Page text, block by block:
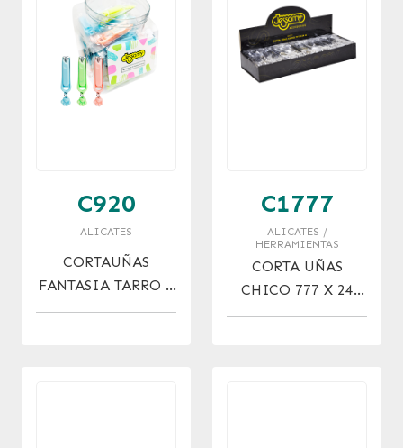
C920
ALICATES
CORTAUÑAS
FANTASIA TARRO X
48 UNIDADES
C1777
ALICATES /
HERRAMIENTAS
CORTA UÑAS
CHICO 777 X 24
UNID.